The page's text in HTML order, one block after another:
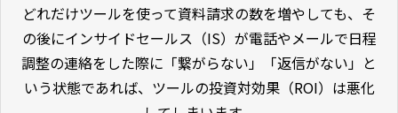
どれだけツールを使って資料請求の数を増やしても、そ
の後にインサイドセールス（IS）が電話やメールで日程
調整の連絡をした際に「繋がらない」「返信がない」と
いう状態であれば、ツールの投資対効果（ROI）は悪化